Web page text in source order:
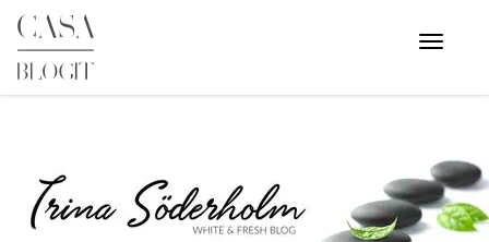
Skip
content
Avaa
valikko